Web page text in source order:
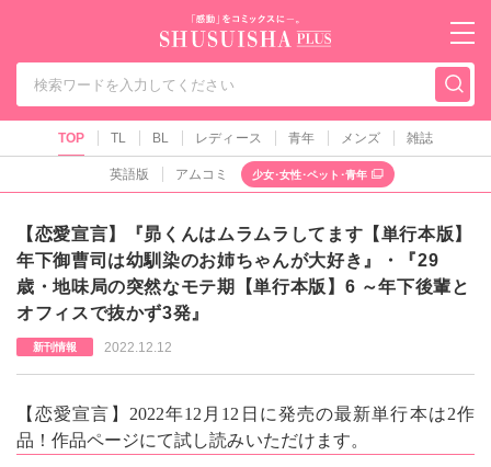
秋水社PLUS（テ
TOP TL BL レディース 青年 メンズ 雑誌
英語版 アムコミ 少女･女性･ペット･青年
【恋愛宣言】『昴くんはムラムラしてます【単行本版】
年下御曹司は幼馴染のお姉ちゃんが大好き』・『29
歳・地味局の突然なモテ期【単行本版】6 ～年下後輩と
オフィスで抜かず3発』
新刊情報 2022.12.12
【恋愛宣言】2022年12月12日に発売の最新単行本は2作
品！作品ページにて試し読みいただけます。